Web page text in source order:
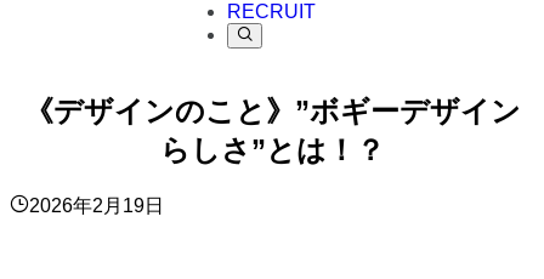
RECRUIT
《デザインのこと》”ボギーデザイン
らしさ”とは！？
2026年2月19日